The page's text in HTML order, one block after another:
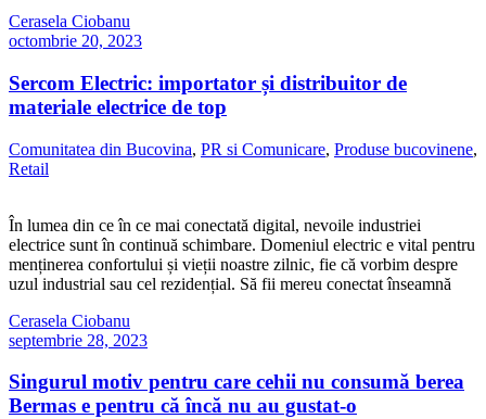
Cerasela Ciobanu
octombrie 20, 2023
Sercom Electric: importator și distribuitor de
materiale electrice de top
Comunitatea din Bucovina, PR si Comunicare, Produse bucovinene,
Retail
În lumea din ce în ce mai conectată digital, nevoile industriei
electrice sunt în continuă schimbare. Domeniul electric e vital pentru
menținerea confortului și vieții noastre zilnic, fie că vorbim despre
uzul industrial sau cel rezidențial. Să fii mereu conectat înseamnă
Cerasela Ciobanu
septembrie 28, 2023
Singurul motiv pentru care cehii nu consumă berea
Bermas e pentru că încă nu au gustat-o